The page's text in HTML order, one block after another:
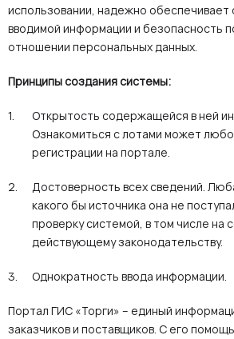
использовании, надежно обеспечивает
вводимой информации и безопасность
отношении персональных данных.
Принципы создания системы:
Открытость содержащейся в ней
Ознакомиться с лотами может
регистрации на портале.
Достоверность всех сведений.
какого бы источника она не
проверку системой, в том числе на
действующему законодательству.
Однократность ввода информации.
Портал ГИС «Торги» – единый
заказчиков и поставщиков. С его